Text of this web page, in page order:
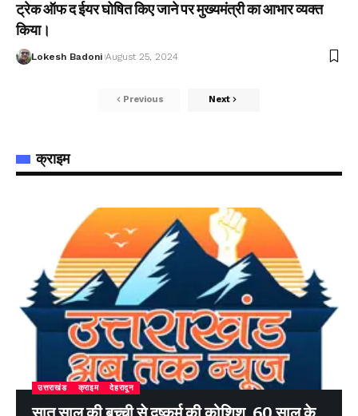
ट्रेक ऑफ द ईयर घोषित किए जाने पर मुख्यमंत्री का आभार व्यक्त
किया।
Lokesh Badoni August 25, 2024
Previous Next
क्राइम
उत्तराखंड क्राइम देहरादून